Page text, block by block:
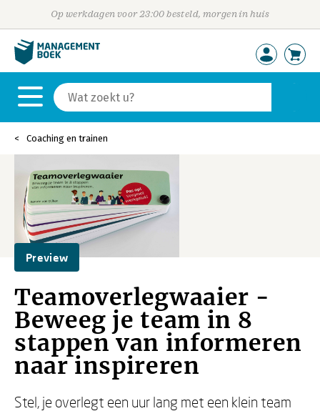
Op werkdagen voor 23:00 besteld, morgen in huis
Coaching en trainen
Preview
Teamoverlegwaaier -
Beweeg je team in 8
stappen van informeren
naar inspireren
Stel, je overlegt een uur lang met een klein team